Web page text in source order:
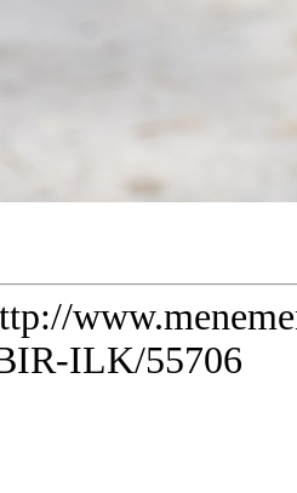
ILK/55706